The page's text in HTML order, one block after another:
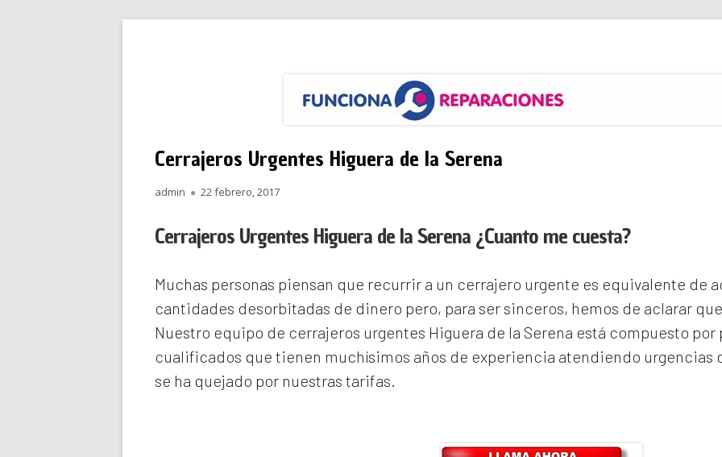
Cerrajeros Urgentes Higuera de la Serena
Autor
admin
Publicado
22 febrero, 2017
Cerrajeros Urgentes Higuera de la Serena ¿Cuanto me cuesta?
Muchas personas piensan que recurrir a un cerrajero urgente es equivalente de
cantidades desorbitadas de dinero pero, para ser sinceros, hemos de aclarar
Nuestro equipo de cerrajeros urgentes Higuera de la Serena está compuesto
cualificados que tienen muchísimos años de experiencia atendiendo urgencias
se ha quejado por nuestras tarifas.